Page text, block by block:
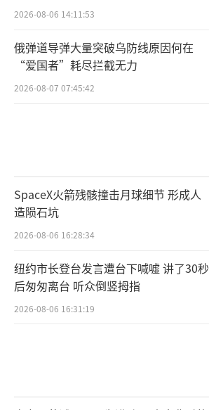
2026-08-06 14:11:53
俄弹道导弹大量突破乌防线原因何在
“爱国者”耗尽拦截无力
2026-08-07 07:45:42
SpaceX火箭残骸撞击月球细节 形成人
造陨石坑
2026-08-06 16:28:34
纽约市长登台发言遭台下喊嘘 讲了30秒
后匆匆离台 听众倒竖拇指
2026-08-06 16:31:19